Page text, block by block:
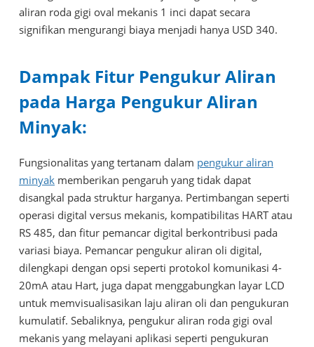
aliran roda gigi oval mekanis 1 inci dapat secara
signifikan mengurangi biaya menjadi hanya USD 340.
Dampak Fitur Pengukur Aliran
pada Harga Pengukur Aliran
Minyak:
Fungsionalitas yang tertanam dalam pengukur aliran
minyak memberikan pengaruh yang tidak dapat
disangkal pada struktur harganya. Pertimbangan seperti
operasi digital versus mekanis, kompatibilitas HART atau
RS 485, dan fitur pemancar digital berkontribusi pada
variasi biaya. Pemancar pengukur aliran oli digital,
dilengkapi dengan opsi seperti protokol komunikasi 4-
20mA atau Hart, juga dapat menggabungkan layar LCD
untuk memvisualisasikan laju aliran oli dan pengukuran
kumulatif. Sebaliknya, pengukur aliran roda gigi oval
mekanis yang melayani aplikasi seperti pengukuran